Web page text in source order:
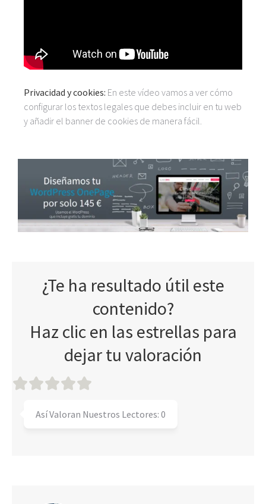
Privacidad y cookies: En este vídeo vamos a ver cómo
configurar los textos legales que debes incluir en tu web
y añadir el banner de cookies de manera fácil.
¿Te ha resultado útil este
contenido?
Haz clic en las estrellas para
dejar tu valoración
Así Valoran Nuestros Lectores: 0